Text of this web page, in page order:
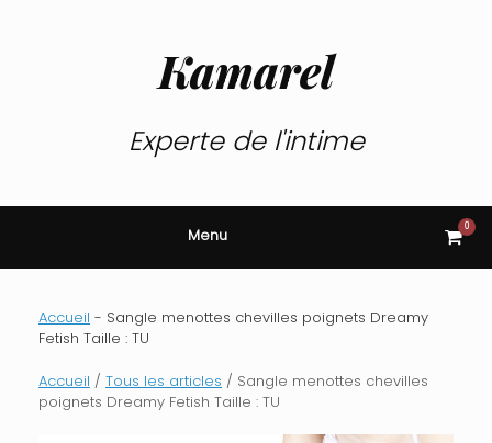
Kamarel
Experte de l'intime
Menu View
cart
0
Accueil - Sangle menottes chevilles poignets Dreamy
Fetish Taille : TU
Accueil / Tous les articles / Sangle menottes chevilles
poignets Dreamy Fetish Taille : TU